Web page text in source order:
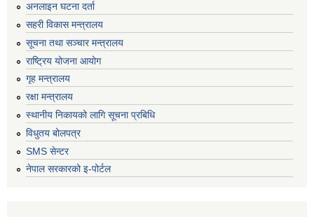
अनलाइन घटना दर्ता
सहरी विकास मन्त्रालय
सूचना तथा सञ्चार मन्त्रालय
राष्ट्रिय योजना आयोग
गृह मन्त्रालय
रक्षा मन्त्रालय
स्थानीय निकायको लागि सूचना प्रबिधि
विधुतय बोलपत्र
SMS सेन्टर
नेपाल सरकारको इ-पोर्टल